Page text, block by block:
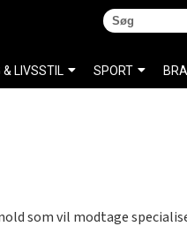
som vil modtage
& LIVSSTIL SPORT